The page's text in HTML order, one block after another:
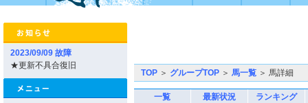
2023/09/09 故障
★更新不具合復旧
TOP ＞ グループTOP ＞ 馬一覧 ＞ 馬詳細
一覧 最新状況
ランキング